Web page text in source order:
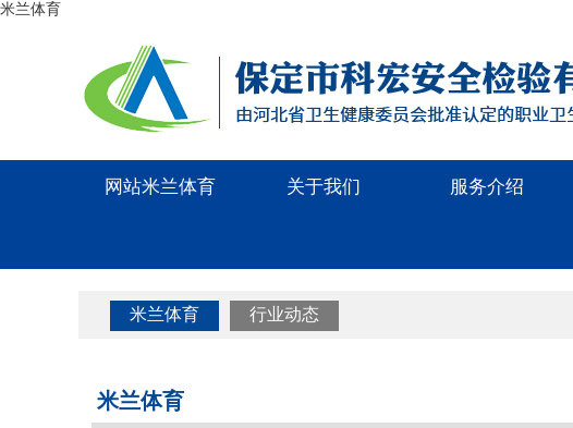
米兰体育
网站米兰体育 关于我们 服务介绍
米兰体育 行业动态
米兰体育